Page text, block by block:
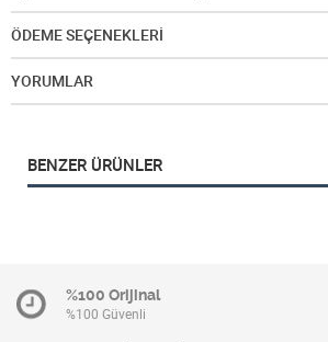
ÖDEME SEÇENEKLERİ
YORUMLAR
BENZER ÜRÜNLER
%100 Orijinal
%100 Güvenli